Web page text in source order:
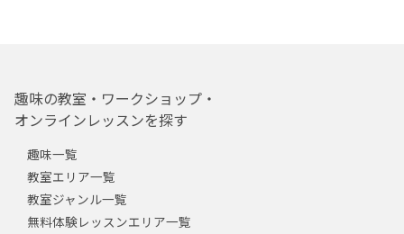
趣味の教室・ワークショップ・
オンラインレッスンを探す
趣味一覧
教室エリア一覧
教室ジャンル一覧
無料体験レッスンエリア一覧